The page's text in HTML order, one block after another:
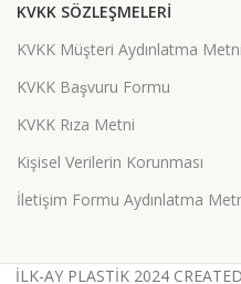
KVKK SÖZLEŞMELERI
KVKK Müşteri Aydınlatma Metni
KVKK Başvuru Formu
KVKK Rıza Metni
Kişisel Verilerin Korunması
İletişim Formu Aydınlatma
İLK-AY PLASTİK 2024